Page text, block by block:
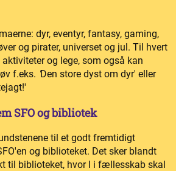
dyr, eventyr, fantasy, gaming,
og pirater, universet og jul. Til hvert
og lege, som også kan
f.eks. Den store dyst om dyr' eller
SFO og bibliotek
til et godt fremtidigt
og biblioteket. Det sker blandt
til biblioteket, hvor I i fællesskab skal